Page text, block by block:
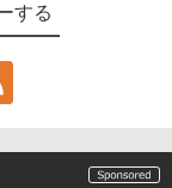
する